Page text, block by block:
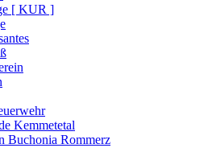
[ KUR ]
Kemmetetal
Buchonia Rommerz